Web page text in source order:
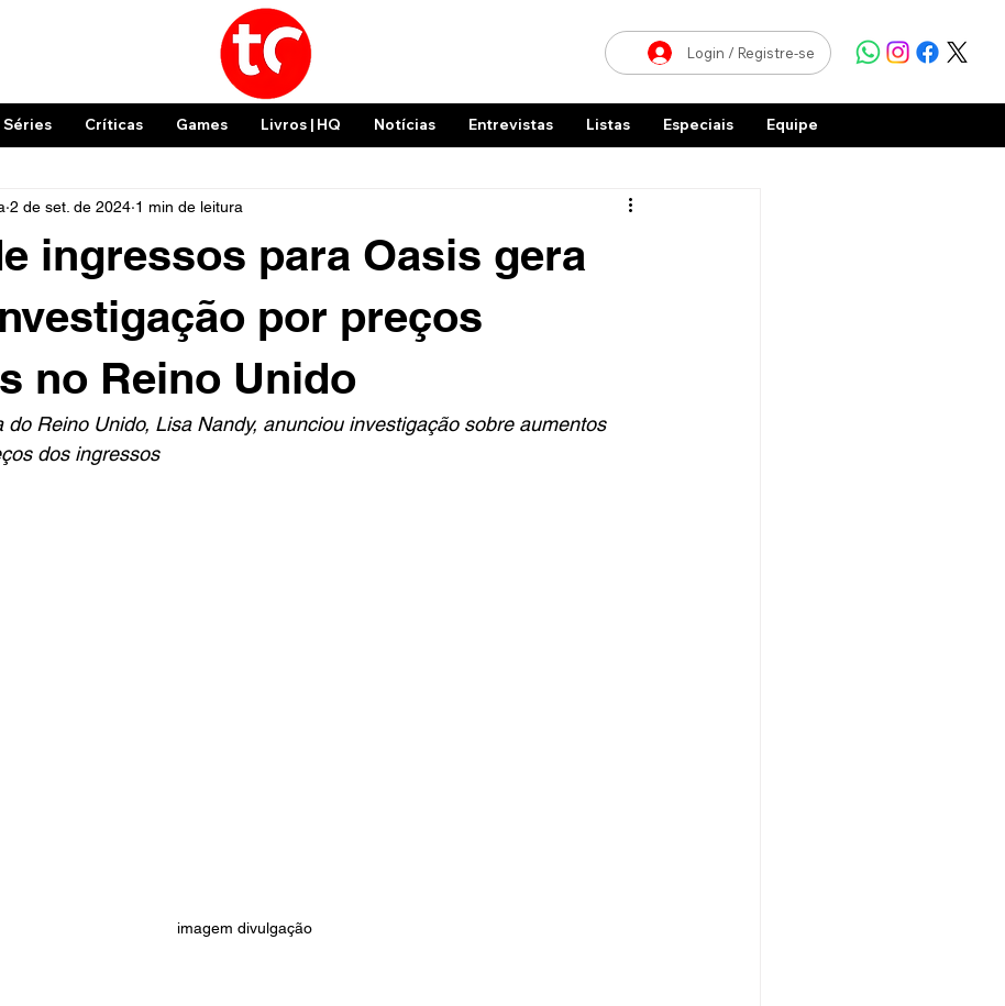
Login / Registre-se
Séries Críticas Games Livros | HQ Notícias Entrevistas Listas Especiais Equipe
ingressos para Oasis gera
por preços
no Reino Unido
2 de set. de 2024 1 min de leitura
do Reino Unido, Lisa Nandy, anunciou investigação sobre aumentos
dos ingressos
imagem divulgação